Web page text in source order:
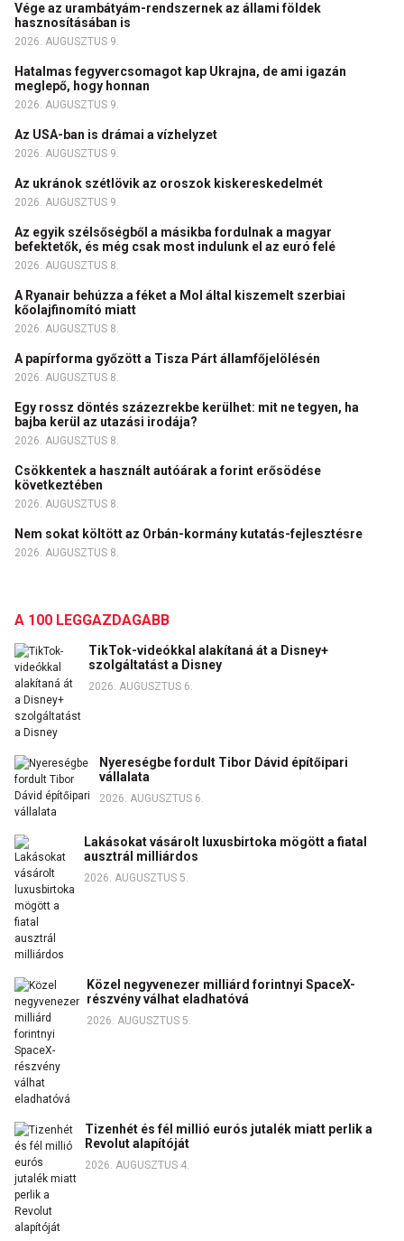
Vége az urambátyám-rendszernek az állami földek
hasznosításában is
2026. AUGUSZTUS 9.
Hatalmas fegyvercsomagot kap Ukrajna, de ami igazán
meglepő, hogy honnan
2026. AUGUSZTUS 9.
Az USA-ban is drámai a vízhelyzet
2026. AUGUSZTUS 9.
Az ukránok szétlövik az oroszok kiskereskedelmét
2026. AUGUSZTUS 9.
Az egyik szélsőségből a másikba fordulnak a magyar
befektetők, és még csak most indulunk el az euró felé
2026. AUGUSZTUS 8.
A Ryanair behúzza a féket a Mol által kiszemelt szerbiai
kőolajfinomító miatt
2026. AUGUSZTUS 8.
A papírforma győzött a Tisza Párt államfőjelölésén
2026. AUGUSZTUS 8.
Egy rossz döntés százezrekbe kerülhet: mit ne tegyen, ha
bajba kerül az utazási irodája?
2026. AUGUSZTUS 8.
Csökkentek a használt autóárak a forint erősödése
következtében
2026. AUGUSZTUS 8.
Nem sokat költött az Orbán-kormány kutatás-fejlesztésre
2026. AUGUSZTUS 8.
A 100 LEGGAZDAGABB
TikTok-videókkal alakítaná át a Disney+
szolgáltatást a Disney
2026. AUGUSZTUS 6.
Nyereségbe fordult Tibor Dávid építőipari
vállalata
2026. AUGUSZTUS 6.
Lakásokat vásárolt luxusbirtoka mögött a fiatal
ausztrál milliárdos
2026. AUGUSZTUS 5.
Közel negyvenezer milliárd forintnyi SpaceX-
részvény válhat eladhatóvá
2026. AUGUSZTUS 5.
Tizenhét és fél millió eurós jutalék miatt perlik a
Revolut alapítóját
2026. AUGUSZTUS 4.